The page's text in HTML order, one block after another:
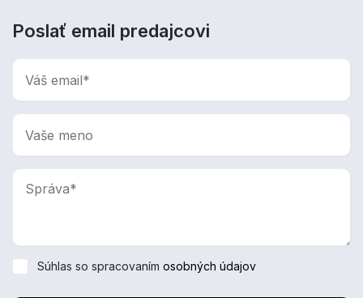
Poslať email predajcovi
Súhlas so spracovaním osobných údajov